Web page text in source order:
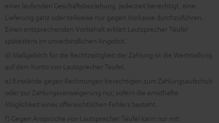
einer laufenden Geschäftsbeziehung, jederzeit berechtigt, eine
Lieferung ganz oder teilweise nur gegen Vorkasse durchzuführen.
Einen entsprechenden Vorbehalt erklärt Lautsprecher Teufel
spätestens im unverbindlichen Angebot.
d) Maßgeblich für die Rechtzeitigkeit der Zahlung ist die Wertstellung
auf dem Konto von Lautsprecher Teufel.
e) Einwände gegen Rechnungen berechtigen zum Zahlungsaufschub
oder zur Zahlungsverweigerung nur, sofern die ernsthafte
Möglichkeit eines offensichtlichen Fehlers besteht.
f) Gegen Ansprüche von Lautsprecher Teufel kann nur mit